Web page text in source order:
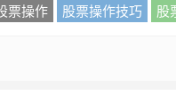
票操作 股票操作技巧 股